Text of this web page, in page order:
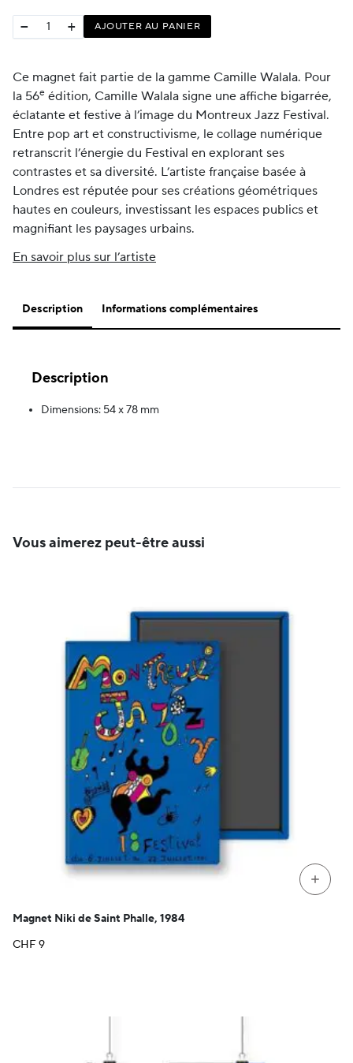
− + AJOUTER AU PANIER
Ce magnet fait partie de la gamme Camille Walala. Pour
la 56e édition, Camille Walala signe une affiche bigarrée,
éclatante et festive à l’image du Montreux Jazz Festival.
Entre pop art et constructivisme, le collage numérique
retranscrit l’énergie du Festival en explorant ses
contrastes et sa diversité. L’artiste française basée à
Londres est réputée pour ses créations géométriques
hautes en couleurs, investissant les espaces publics et
magnifiant les paysages urbains.
En savoir plus sur l’artiste
Description Informations complémentaires
Description
Dimensions: 54 x 78 mm
Vous aimerez peut-être aussi
+
Magnet Niki de Saint Phalle, 1984
CHF9